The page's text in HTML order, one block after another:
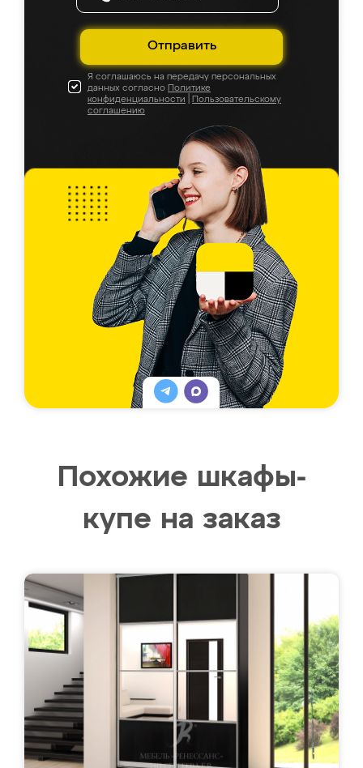
Отправить
Я соглашаюсь на передачу персональных
данных согласно Политике
конфиденциальности
Пользовательскому
соглашению
Похожие шкафы-
купе на заказ